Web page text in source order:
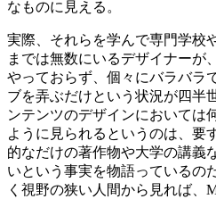
なものに見える。
実際、それらを学んで専門学校
までは無数にいるデザイナーが
やっておらず、個々にバラバラ
ブを弄ぶだけという状況が四半
ンテンツのデザインにおいては
ように見られるというのは、要
的なだけの著作物や大学の講義
いという事実を物語っているの
く視野の狭い人間から見れば、